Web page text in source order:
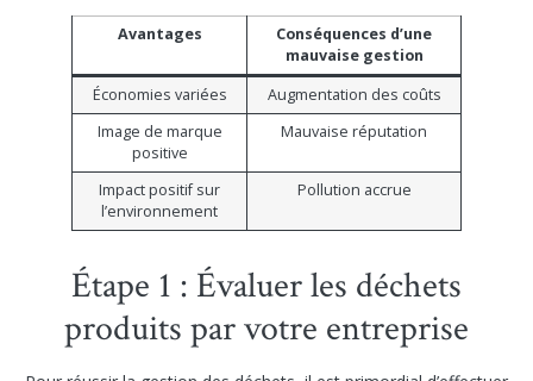
Avantages
Conséquences d’une
mauvaise gestion
Économies variées
Augmentation des coûts
Image de marque
positive
Mauvaise réputation
Impact positif sur
l’environnement
Pollution accrue
Étape 1 : Évaluer les déchets
produits par votre entreprise